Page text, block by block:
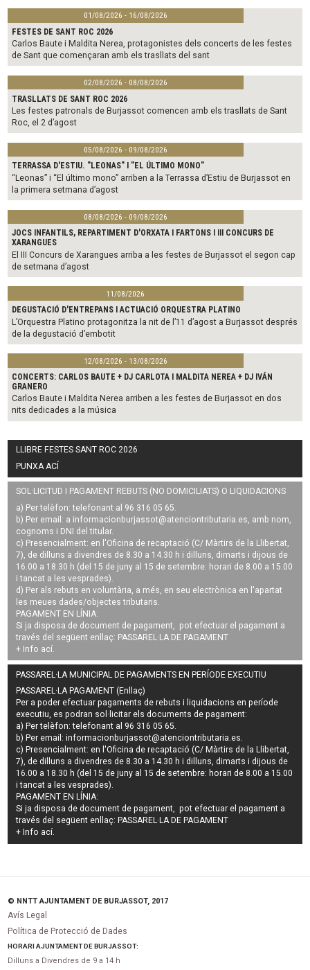
01/08/2026 - 16/08/2026
FESTES DE SANT ROC 2026
Carlos Baute i Maldita Nerea, protagonistes dels concerts de les festes
de Sant que començaran amb els trasllats del sant
02/08/2026 - 08/08/2026
TRASLLATS DE SANT ROC 2026
Les festes patronals de Burjassot comencen amb els trasllats de Sant
Roc, el 2 d’agost
05/08/2026 - 09/08/2026
TERRASSA D'ESTIU. "LEONAS" I "EL ÚLTIMO MONO"
“Leonas” i “El último mono” arriben a la Terrassa d’Estiu de Burjassot en
la primera setmana d’agost
08/08/2026 - 09/08/2026
JOCS INFANTILS, REPARTIMENT D'ORXATA I FARTONS I III CONCURS DE
XARANGUES
El III Concurs de Xarangues arriba a les festes de Burjassot el segon cap
de setmana d’agost
11/08/2026
DEGUSTACIÓ D'ENTREPANS I ACTUACIÓ ORQUESTRA PLATINO
L’Orquestra Platino protagonitza la nit de l’11 d’agost a Burjassot després
de la degustació d’embotit
12/08/2026 - 13/08/2026
CONCERTS: CARLOS BAUTE + DJ CARLOTA I MALDITA NEREA + DJ IVÁN
GRANERO
Carlos Baute i Maldita Nerea arriben a les festes de Burjassot en dos
nits dedicades a la música
LLIBRE FESTES SANT ROC 2026
PUNXA ACÍ
SOL·LICITUD I PAGAMENT REBUTS (NO DOMICILIATS) O LIQUIDACIONS
a) Per telèfon: telefonant al 96 316 05 65.
b) Per email: a informacionburjassot@atenciontributaria.es, amb nom,
cognoms i DNI del titular.
c) Presencialment: en l'Oficina de recaptació (C/ Màrtirs de la Llibertat,
7), de dilluns a divendres de 8.30 a 14.30 h i dilluns, dimarts i dijous de
16.00 a 18.30 h (del 15 de juny al 15 de setembre: horari de 8.00 a 15.00
i tancat a les vesprades).
d) Per als rebuts en voluntària, a més, en seu electrònica en l'apartat
les meues dades/objectes tributaris.
PAGAMENT EN LÍNIA:
Si ja disposa de document de pagament, pot efectuar el pagament a
través del següent enllaç: PASSAREL·LA DE PAGAMENT
+ Info ací.
PASSAREL·LA MUNICIPAL DE PAGAMENTS EN PERÍODE EXECUTIU
PASSAREL·LA PAGAMENT (Enllaç)
Per a poder efectuar pagaments derebuts i liquidacions en període
executiu, es podran sol·licitar els documents de pagament:
a) Per telèfon: telefonant al 96 316 05 65.
b) Per email:informacionburjassot@atenciontributaria.es.
c) Presencialment: en l'Oficina de recaptació (C/ Màrtirs de la Llibertat,
7), de dilluns a divendres de 8.30 a 14.30 h i dilluns, dimarts i dijous de
16.00 a 18.30 h (del 15 de juny al 15 de setembre: horari de 8.00 a 15.00
i tancat a les vesprades).
PAGAMENT EN LÍNIA:
Si ja disposa de document de pagament, pot efectuar el pagament a
través del següent enllaç: PASSAREL·LA DE PAGAMENT
+ Info ací.
© NNTT AJUNTAMENT DE BURJASSOT, 2017
Avís Legal
Política de Protecció de Dades
HORARI AJUNTAMENT DE BURJASSOT:
Dilluns a Divendres de 9 a 14 h